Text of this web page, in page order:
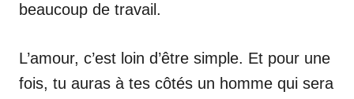
beaucoup de travail.
L’amour, c’est loin d’être simple. Et pour une
fois, tu auras à tes côtés un homme qui sera